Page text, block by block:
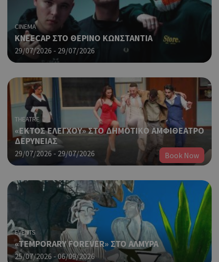
CINEMA
KNEECAP ΣΤΟ ΘΕΡΙΝΟ ΚΩΝΣΤΑΝΤΙΑ
29/07/2026 - 29/07/2026
THEATRE
«ΕΚΤΟΣ ΕΛΕΓΧΟΥ» ΣΤΟ ΔΗΜΟΤΙΚΟ ΑΜΦΙΘΕΑΤΡΟ
ΔΕΡΥΝΕΙΑΣ
29/07/2026 - 29/07/2026 Book Now
EVENTS
«TEMPORARY FOREVER» ΣΤΟ ΑΛΜΥΡΑ
25/07/2026 - 06/09/2026